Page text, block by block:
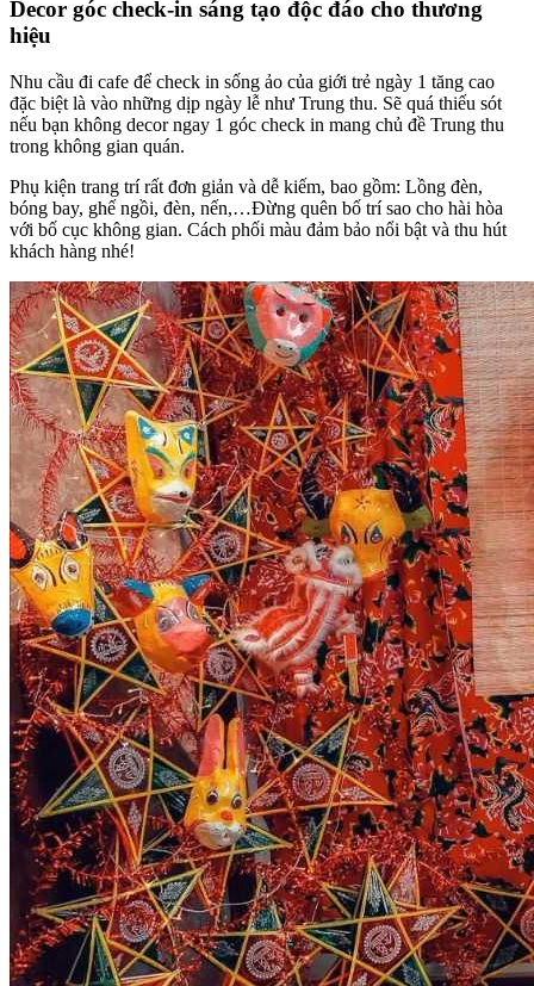
Decor góc check-in sáng tạo độc đáo cho thương
hiệu
Nhu cầu đi cafe để check in sống ảo của giới trẻ ngày 1 tăng cao
đặc biệt là vào những dịp ngày lễ như Trung thu. Sẽ quá thiếu sót
nếu bạn không decor ngay 1 góc check in mang chủ đề Trung thu
trong không gian quán.
Phụ kiện trang trí rất đơn giản và dễ kiếm, bao gồm: Lồng đèn,
bóng bay, ghế ngồi, đèn, nến,…Đừng quên bố trí sao cho hài hòa
với bố cục không gian. Cách phối màu đảm bảo nổi bật và thu hút
khách hàng nhé!